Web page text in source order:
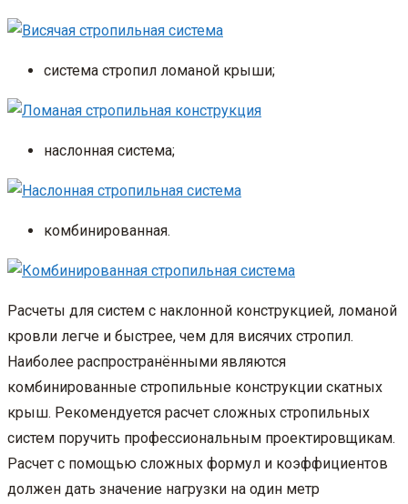
система стропил ломаной крыши;
наслонная система;
комбинированная.
Расчеты для систем с наклонной конструкцией, ломаной
кровли легче и быстрее, чем для висячих стропил.
Наиболее распространёнными являются
комбинированные стропильные конструкции скатных
крыш. Рекомендуется расчет сложных стропильных
систем поручить профессиональным проектировщикам.
Расчет с помощью сложных формул и коэффициентов
должен дать значение нагрузки на один метр